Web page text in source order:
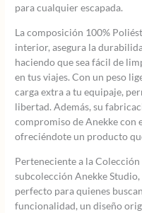
para cualquier escapada.
La composición 100%
interior, asegura la
haciendo que sea fácil de
en tus viajes. Con un peso
carga extra a tu equipaje,
libertad. Además, su
compromiso de Anekke con
ofreciéndote un producto
Perteneciente a la
subcolección Anekke
perfecto para quienes
funcionalidad, un diseño